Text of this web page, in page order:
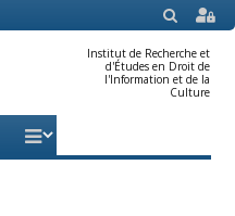
SEARCH
Institut de Recherche et
d'Études en Droit de
l'Information et de la
Culture